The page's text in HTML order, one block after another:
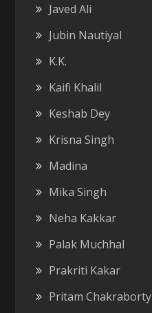
Javed Ali
Jubin Nautiyal
K.K.
Kaifi Khalil
Keshab Dey
Krisna Singh
Madina
Mika Singh
Neha Kakkar
Palak Muchhal
Prakriti Kakar
Pritam Chakraborty